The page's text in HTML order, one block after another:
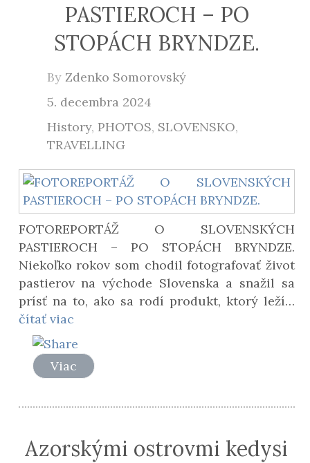
PASTIEROCH – PO
STOPÁCH BRYNDZE.
By Zdenko Somorovský
5. decembra 2024
History, PHOTOS, SLOVENSKO,
TRAVELLING
FOTOREPORTÁŽ O SLOVENSKÝCH
PASTIEROCH – PO STOPÁCH BRYNDZE.
Niekoľko rokov som chodil fotografovať život
pastierov na východe Slovenska a snažil sa
prísť na to, ako sa rodí produkt, ktorý leží…
čítať viac
Viac
Azorskými ostrovmi kedysi